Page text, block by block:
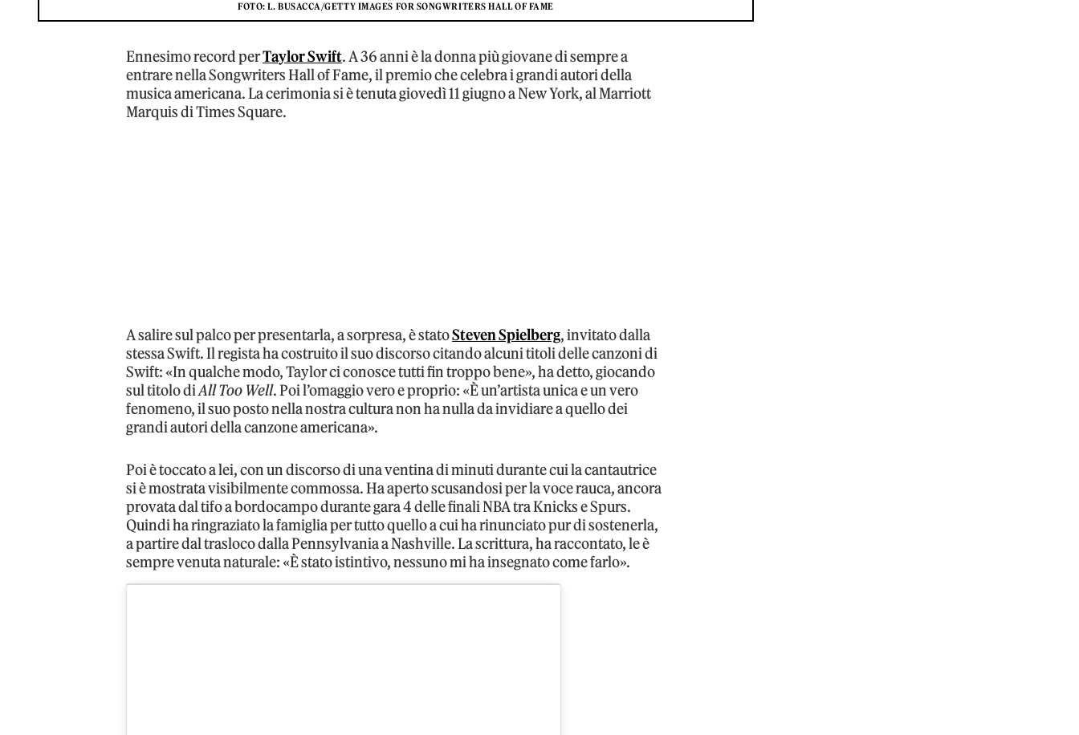
FOTO: L. BUSACCA/GETTY IMAGES FOR SONGWRITERS HALL OF FAME
Ennesimo record perTaylor Swift. A 36 anni è la donna più giovane di sempre a
entrare nella Songwriters Hall of Fame, il premio che celebra i grandi autori della
musica americana. La cerimonia si è tenuta giovedì 11 giugno a New York, al Marriott
Marquis di Times Square.
A salire sul palco per presentarla, a sorpresa, è statoSteven Spielberg, invitato dalla
stessa Swift. Il regista ha costruito il suo discorso citando alcuni titoli delle canzoni di
Swift: «In qualche modo, Taylor ci conosce tutti fin troppo bene», ha detto, giocando
sul titolo diAll Too Well. Poi l’omaggio vero e proprio: «È un’artista unica e un vero
fenomeno, il suo posto nella nostra cultura non ha nulla da invidiare a quello dei
grandi autori della canzone americana».
Poi è toccato a lei, con un discorso di una ventina di minuti durante cui la cantautrice
si è mostrata visibilmente commossa. Ha aperto scusandosi per la voce rauca, ancora
provata dal tifo a bordocampo durante gara 4 delle finali NBA tra Knicks e Spurs.
Quindi ha ringraziato la famiglia per tutto quello a cui ha rinunciato pur di sostenerla,
a partire dal trasloco dalla Pennsylvania a Nashville. La scrittura, ha raccontato, le è
sempre venuta naturale: «È stato istintivo, nessuno mi ha insegnato come farlo».